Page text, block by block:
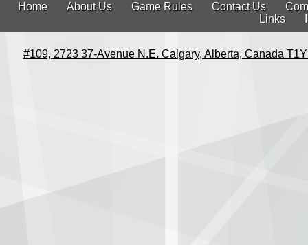
Home About Us Game Rules Contact Us
Links
#109, 2723 37-Avenue N.E. Calgary, Alberta, Canada